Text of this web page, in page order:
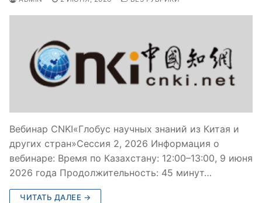
Вебинар CNKI«Глобус научных знаний из Китая и
других стран»Сессия 2, 2026 Информация о
вебинаре: Время по Казахстану: 12:00–13:00, 9 июня
2026 года Продолжительность: 45 минут…
ЧИТАТЬ ДАЛЕЕ →